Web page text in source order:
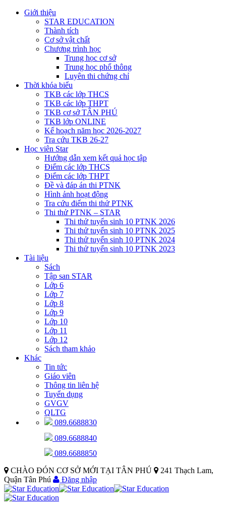
Giới thiệu
STAR EDUCATION
Thành tích
Cơ sở vật chất
Chương trình học
Trung học cơ sở
Trung học phổ thông
Luyên thi chứng chỉ
Thời khóa biểu
TKB các lớp THCS
TKB các lớp THPT
TKB cơ sở TÂN PHÚ
TKB lớp ONLINE
Kế hoạch năm học 2026-2027
Tra cứu TKB 26-27
Học viên Star
Hướng dẫn xem kết quả học tập
Điểm các lớp THCS
Điểm các lớp THPT
Đề và đáp án thi PTNK
Hình ảnh hoạt động
Tra cứu điểm thi thử PTNK
Thi thử PTNK – STAR
Thi thử tuyển sinh 10 PTNK 2026
Thi thử tuyển sinh 10 PTNK 2025
Thi thử tuyển sinh 10 PTNK 2024
Thi thử tuyển sinh 10 PTNK 2023
Tài liệu
Sách
Tập san STAR
Lớp 6
Lớp 7
Lớp 8
Lớp 9
Lớp 10
Lớp 11
Lớp 12
Sách tham khảo
Khác
Tin tức
Giáo viên
Thông tin liên hệ
Tuyển dụng
GVGV
QLTG
089.6688830
089.6688840
089.6688850
CHÀO ĐÓN CƠ SỞ MỚI TẠI TÂN PHÚ
241 Thạch Lam,
Quận Tân Phú
Đăng nhập